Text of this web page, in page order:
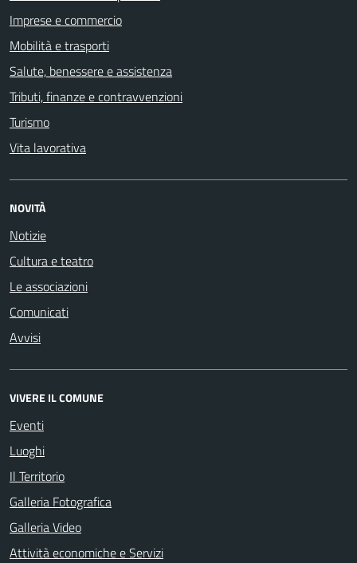
Imprese e commercio
Mobilità e trasporti
Salute, benessere e assistenza
Tributi, finanze e contravvenzioni
Turismo
Vita lavorativa
NOVITÀ
Notizie
Cultura e teatro
Le associazioni
Comunicati
Avvisi
VIVERE IL COMUNE
Eventi
Luoghi
Il Territorio
Galleria Fotografica
Galleria Video
Attività economiche e Servizi